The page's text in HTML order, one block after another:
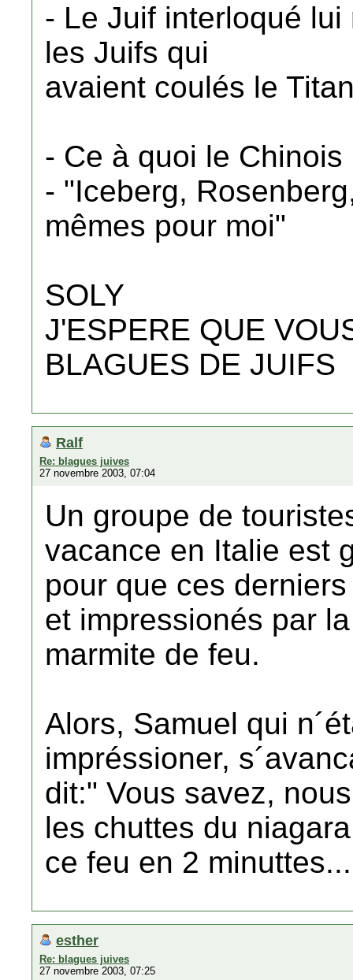
- Le Juif interloqué
les Juifs qui
avaient coulés le
- Ce à quoi le Chinois
- "Iceberg,
mêmes pour moi"
SOLY
J'ESPERE QUE
BLAGUES DE JUIFS
Ralf
Re: blagues juives
27 novembre 2003, 07:04
Un groupe de
vacance en Italie est
pour que ces
et impressionés par
marmite de feu.
Alors, Samuel qui
impréssioner,
dit:" Vous savez,
les chuttes du
ce feu en 2
esther
Re: blagues juives
27 novembre 2003, 07:25